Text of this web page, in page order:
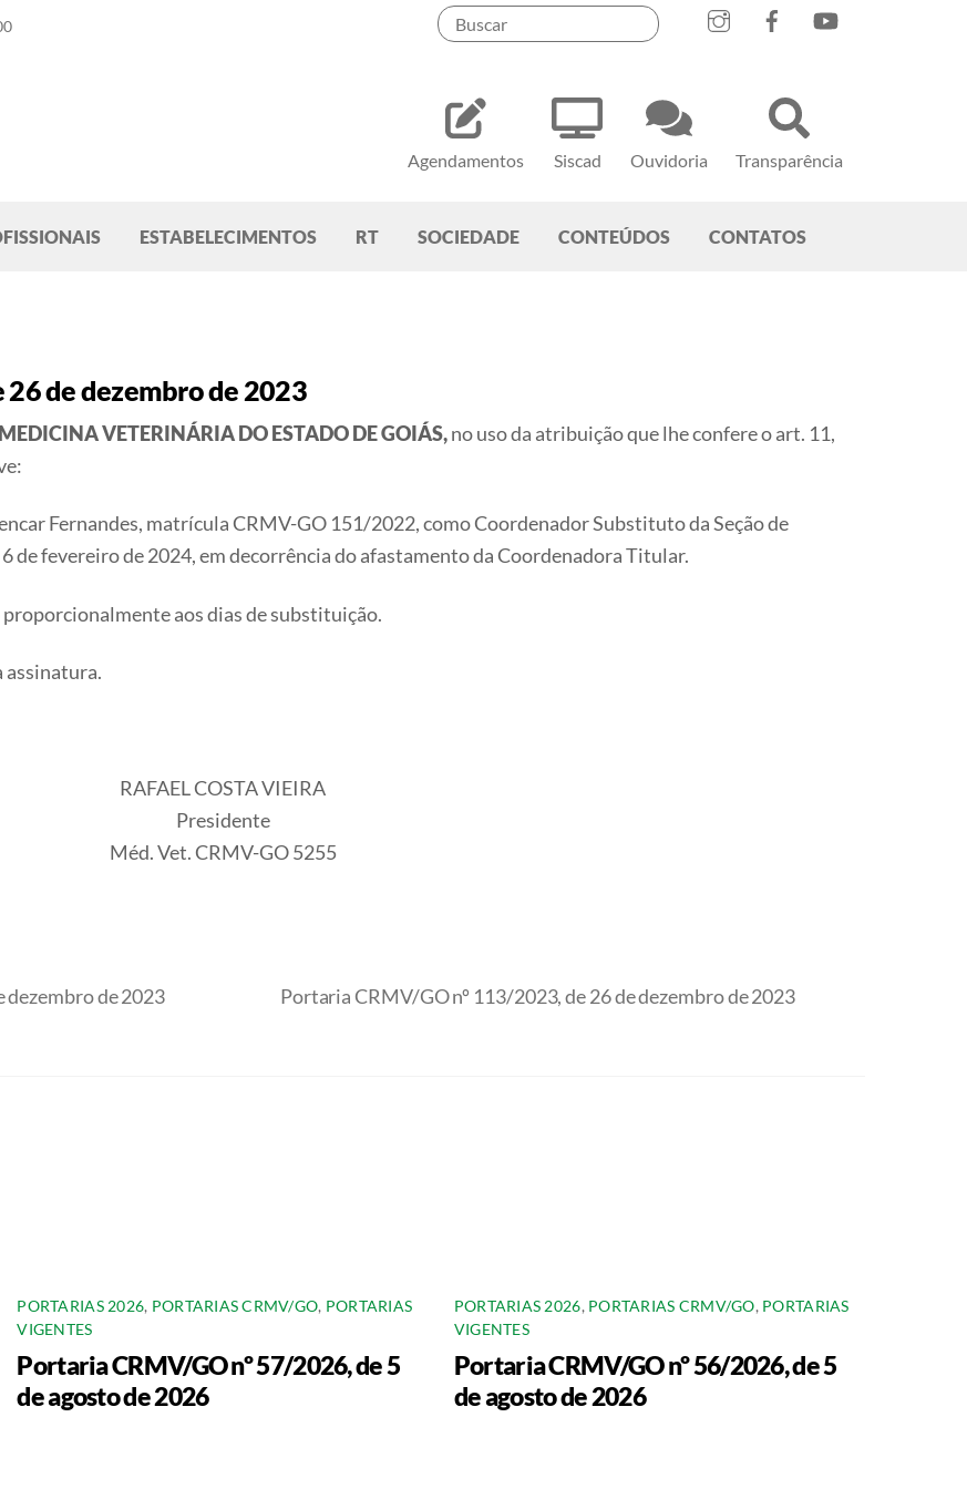
Agendamentos Siscad Ouvidoria Transparência
ESTABELECIMENTOS RT SOCIEDADE CONTEÚDOS CONTATOS
26 de dezembro de 2023
VETERINÁRIA DO ESTADO DE GOIÁS,no uso da atribuição que lhe confere o art. 11,
Fernandes, matrícula CRMV-GO 151/2022, como Coordenador Substituto da Seção de
de fevereiro de 2024, em decorrência do afastamento da Coordenadora Titular.
aos dias de substituição.
assinatura.
RAFAEL COSTA VIEIRA
Presidente
Méd. Vet. CRMV-GO 5255
dezembro de 2023 Portaria CRMV/GO nº 113/2023, de 26 de dezembro de 2023
PORTARIAS 2026, PORTARIAS CRMV/GO, PORTARIAS
VIGENTES
Portaria CRMV/GO nº 57/2026, de 5
de agosto de 2026
PORTARIAS 2026, PORTARIAS CRMV/GO, PORTARIAS
VIGENTES
Portaria CRMV/GO nº 56/2026, de 5
de agosto de 2026